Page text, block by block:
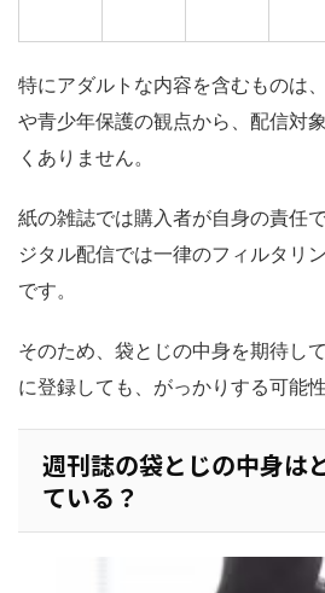
特にアダルトな内容を含むものは
や青少年保護の観点から、配信対
くありません。
紙の雑誌では購入者が自身の責任
ジタル配信では一律のフィルタリ
です。
そのため、袋とじの中身を期待し
に登録しても、がっかりする可能
週刊誌の袋とじの中身は
ている？